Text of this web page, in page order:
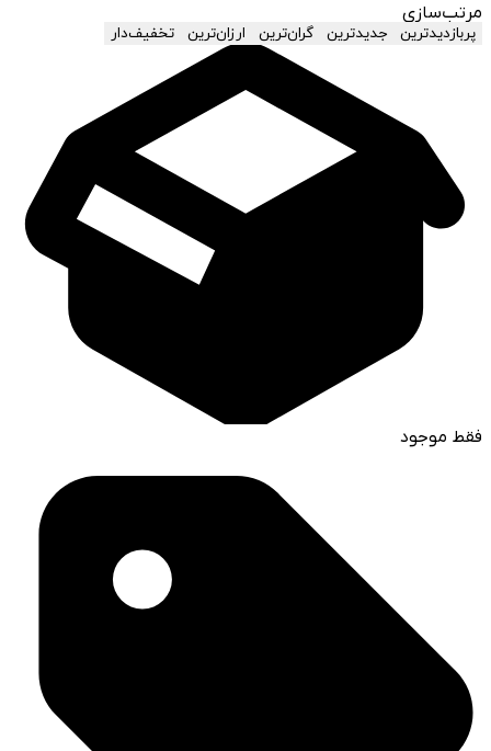
مرتب‌سازی
پربازدیدترین جدیدترین گران‌ترین ارزان‌ترین تخفیف‌دار
فقط موجود